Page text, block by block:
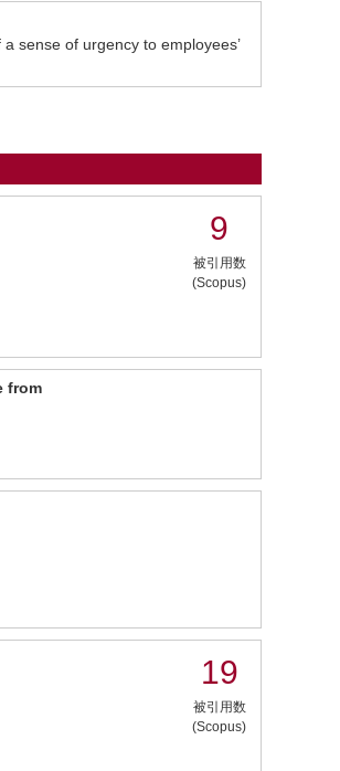
sense of urgency to employees’
9
被引用数
(Scopus)
from
19
被引用数
(Scopus)